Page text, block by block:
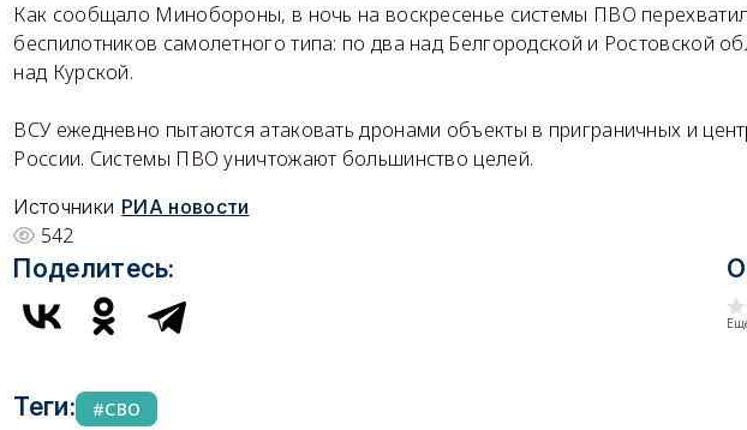
Как сообщало Минобороны, в ночь на воскресенье системы ПВО
беспилотников самолетного типа: по два над Белгородской и Ростовской
над Курской.
ВСУ ежедневно пытаются атаковать дронами объекты в приграничных и
России. Системы ПВО уничтожают большинство целей.
Источники РИА новости
542
Поделитесь:
Теги: СВО